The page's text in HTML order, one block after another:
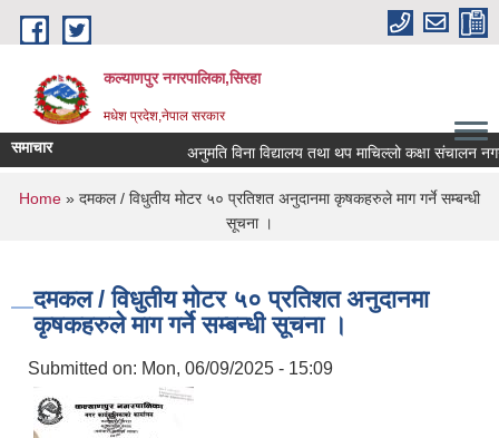
Skip to main content
कल्याणपुर नगरपालिका,सिरहा
मधेश प्रदेश,नेपाल सरकार
समाचार अनुमति विना विद्यालय तथा थप माचिल्लो कक्षा संचालन नगर्न
You are here
Home » दमकल / विधुतीय मोटर ५० प्रतिशत अनुदानमा कृषकहरुले माग गर्ने सम्बन्धी
सूचना ।
दमकल / विधुतीय मोटर ५० प्रतिशत अनुदानमा
कृषकहरुले माग गर्ने सम्बन्धी सूचना ।
Submitted on: Mon, 06/09/2025 - 15:09